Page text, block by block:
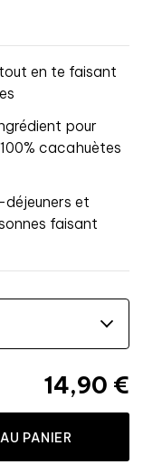
en te faisant
pour
cacahuètes
et
faisant
14,90 €
PANIER